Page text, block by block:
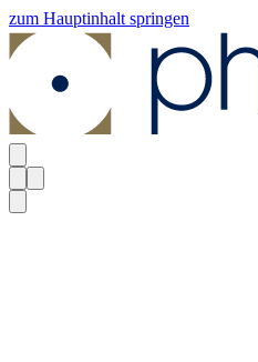
zum Hauptinhalt springen